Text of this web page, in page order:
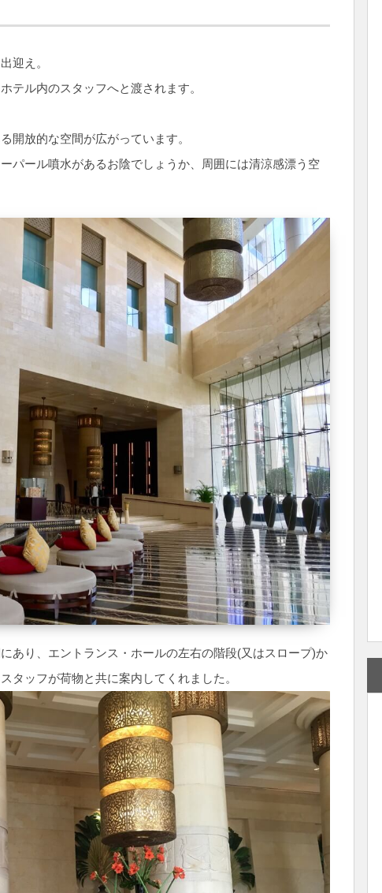
迎え。
テル内のスタッフへと渡されます。
開放的な空間が広がっています。
パール噴水があるお陰でしょうか、周囲には清涼感漂う空
あり、エントランス・ホールの左右の階段(又はスロープ)か
タッフが荷物と共に案内してくれました。